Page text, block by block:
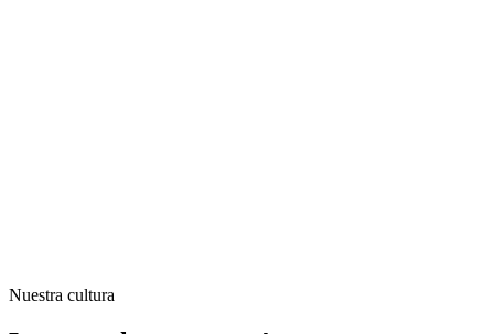
Nuestra cultura